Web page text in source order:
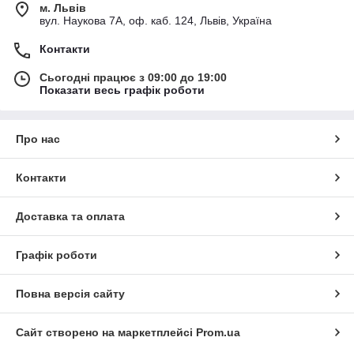
м. Львів
вул. Наукова 7А, оф. каб. 124, Львів, Україна
Контакти
Сьогодні працює з 09:00 до 19:00
Показати весь графік роботи
Про нас
Контакти
Доставка та оплата
Графік роботи
Повна версія сайту
Сайт створено на маркетплейсі Prom.ua